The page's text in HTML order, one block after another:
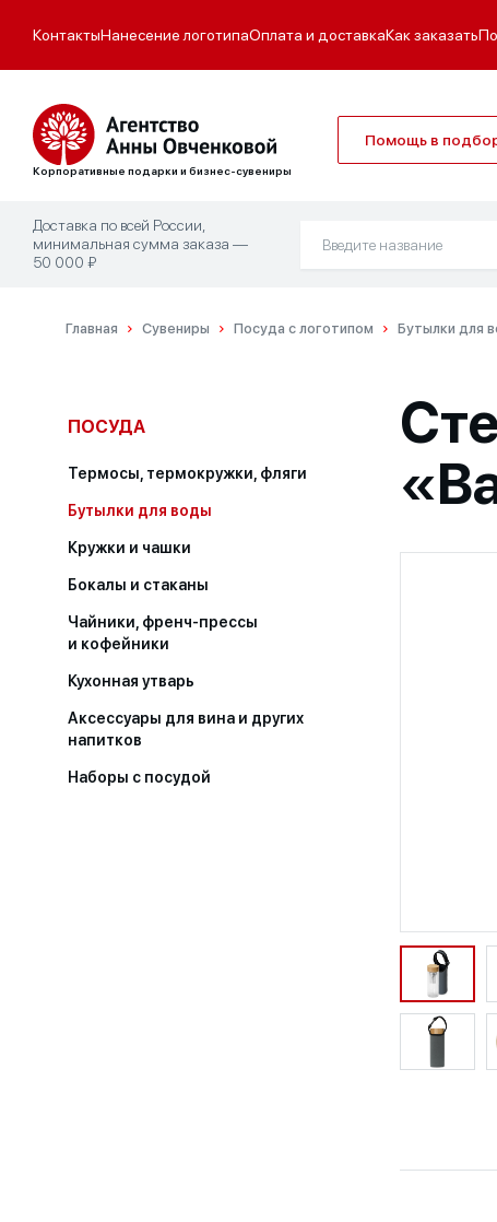
КонтактыНанесение логотипаОплата и доставкаКак заказать
Корпоративные подарки и бизнес-сувениры
Помощь в
Доставка по всей России,
минимальная сумма заказа —
50 000 ₽
Главная Сувениры Посуда с логотипом Бутылки для
ПОСУДА
Термосы, термокружки, фляги
Бутылки для воды
Кружки и чашки
Бокалы и стаканы
Чайники, френч-прессы
и кофейники
Кухонная утварь
Аксессуары для вина и других
напитков
Наборы с посудой